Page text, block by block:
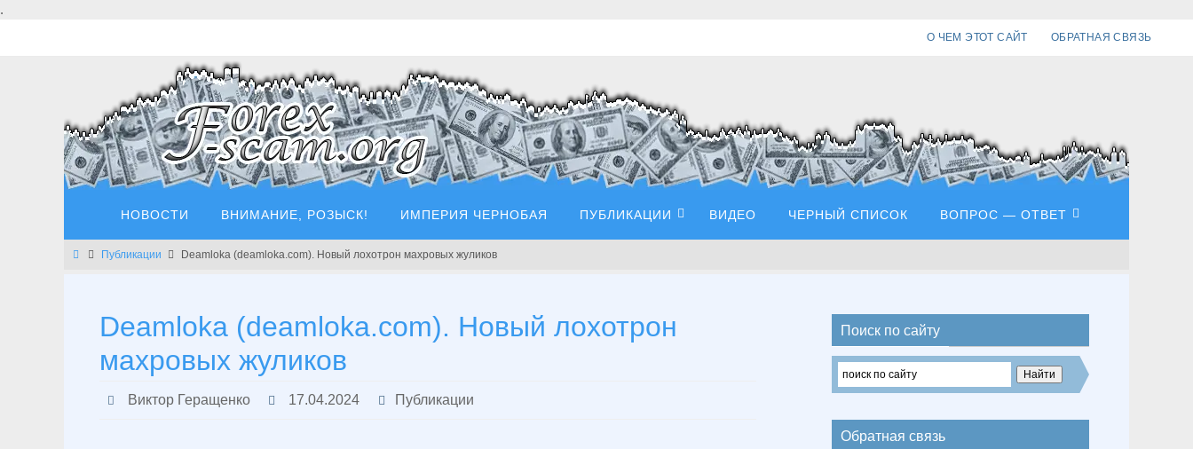
.
О ЧЕМ ЭТОТ САЙТ ОБРАТНАЯ СВЯЗЬ
НОВОСТИ ВНИМАНИЕ, РОЗЫСК! ИМПЕРИЯ ЧЕРНОБАЯ ПУБЛИКАЦИИ ВИДЕО ЧЕРНЫЙ СПИСОК ВОПРОС — ОТВЕТ
Главная
Публикации Deamloka (deamloka.com). Новый лохотрон махровых жуликов
Deamloka (deamloka.com). Новый лохотрон
махровых жуликов
Виктор Геращенко 17.04.2024 Публикации
Поиск по сайту
Обратная связь